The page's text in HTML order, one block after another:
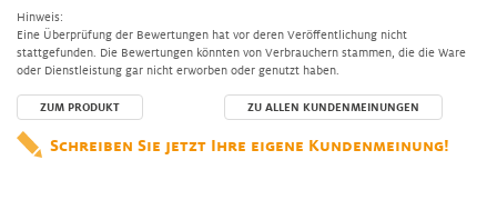
Hinweis:
Eine Überprüfung der Bewertungen hat vor deren Veröffentlichung nicht
stattgefunden. Die Bewertungen könnten von Verbrauchern stammen, die die Ware
oder Dienstleistung gar nicht erworben oder genutzt haben.
ZUM PRODUKT ZU ALLEN KUNDENMEINUNGEN
Schreiben Sie jetzt Ihre eigene Kundenmeinung!